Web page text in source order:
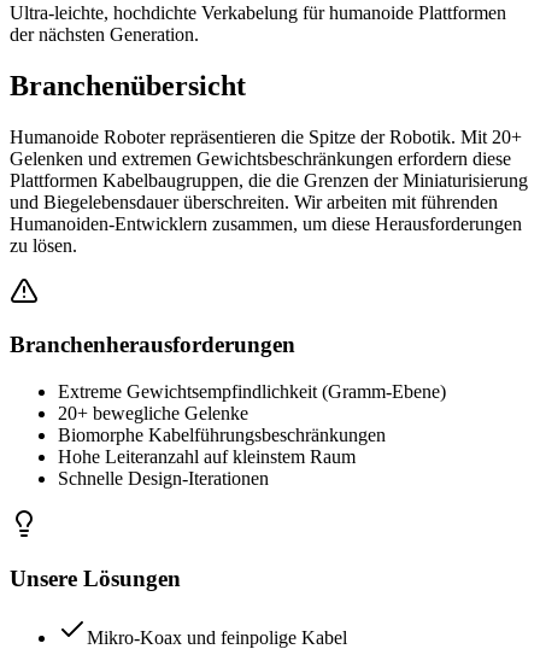
Ultra-leichte, hochdichte Verkabelung für humanoide Plattformen
der nächsten Generation.
Branchenübersicht
Humanoide Roboter repräsentieren die Spitze der Robotik. Mit 20+
Gelenken und extremen Gewichtsbeschränkungen erfordern diese
Plattformen Kabelbaugruppen, die die Grenzen der Miniaturisierung
und Biegelebensdauer überschreiten. Wir arbeiten mit führenden
Humanoiden-Entwicklern zusammen, um diese Herausforderungen
zu lösen.
Branchenherausforderungen
Extreme Gewichtsempfindlichkeit (Gramm-Ebene)
20+ bewegliche Gelenke
Biomorphe Kabelführungsbeschränkungen
Hohe Leiteranzahl auf kleinstem Raum
Schnelle Design-Iterationen
Unsere Lösungen
Mikro-Koax und feinpolige Kabel